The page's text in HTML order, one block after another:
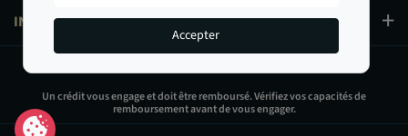
1 199,00 €
Ajouter au panier
INFORMATIONS
Un crédit vous engage et doit être remboursé. Vérifiez vos capacités de
remboursement avant de vous engager.
Accepter